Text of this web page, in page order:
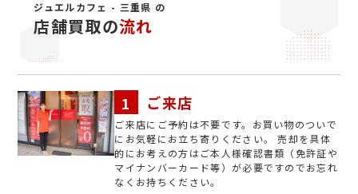
ジュエルカフェ - 三重県 の
店舗買取の流れ
ご来店
ご来店にご予約は不要です。お買い物のついで
にお気軽にお立ち寄りください。 売却を具体
的にお考えの方はご本人様確認書類（免許証や
マイナンバーカード等）が必要ですのでお忘れ
なくお持ちください。